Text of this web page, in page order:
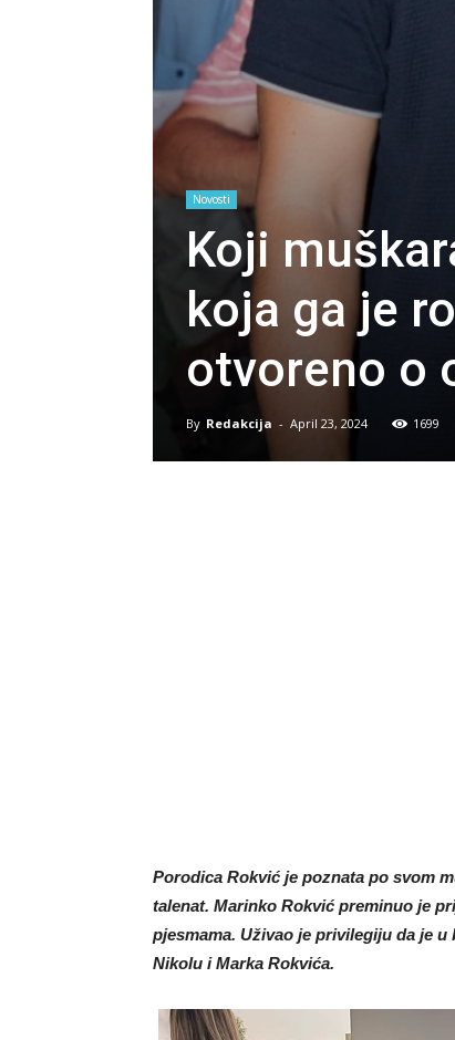
Novosti
Koji
koja ga je
otvoreno o
By Redakcija - April 23, 2024 1699
Porodica Rokvić je poznata po svom
talenat. Marinko Rokvić preminuo je
pjesmama. Uživao je privilegiju da je
Nikolu i Marka Rokvića.